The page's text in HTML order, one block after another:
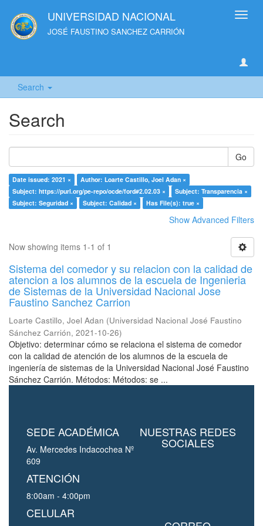
UNIVERSIDAD NACIONAL
JOSÉ FAUSTINO SANCHEZ CARRIÓN
Search
Search
Go
Date issued: 2021 ×
Author: Loarte Castillo, Joel Adan ×
Subject: https://purl.org/pe-repo/ocde/ford#2.02.03 ×
Subject: Transparencia ×
Subject: Seguridad ×
Subject: Calidad × Has File(s): true ×
Show Advanced Filters
Now showing items 1-1 of 1
Sistema del comedor y su relacion con la calidad de
atencion a los alumnos de la escuela de Ingenieria
de Sistemas de la Universidad Nacional Jose
Faustino Sanchez Carrion
Loarte Castillo, Joel Adan (Universidad Nacional José Faustino
Sánchez Carrión, 2021-10-26)
Objetivo: determinar cómo se relaciona el sistema de comedor
con la calidad de atención de los alumnos de la escuela de
ingeniería de sistemas de la Universidad Nacional José Faustino
Sánchez Carrión. Métodos: Métodos: se ...
SEDE ACADÉMICA
Av. Mercedes Indacochea Nº
609
ATENCIÓN
8:00am - 4:00pm
CELULAR
NUESTRAS REDES
SOCIALES